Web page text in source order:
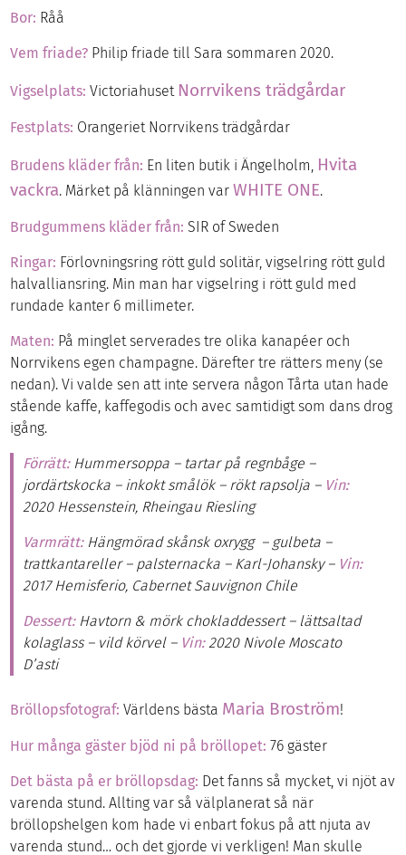
Bor: Råå
Vem friade? Philip friade till Sara sommaren 2020.
Vigselplats:Victoriahuset Norrvikens trädgårdar
Festplats: Orangeriet Norrvikens trädgårdar
Brudens kläder från: En liten butik i Ängelholm, Hvita
vackra. Märket på klänningen varWHITE ONE.
Brudgummens kläder från:SIR of Sweden
Ringar: Förlovningsring rött guld solitär, vigselring rött guld
halvalliansring. Min man har vigselring i rött guld med
rundade kanter 6 millimeter.
Maten: På minglet serverades tre olika kanapéer och
Norrvikens egen champagne. Därefter tre rätters meny (se
nedan). Vi valde sen att inte servera någon Tårta utan hade
stående kaffe, kaffegodis och avec samtidigt som dans drog
igång.
Förrätt: Hummersoppa – tartar på regnbåge –
jordärtskocka – inkokt smålök – rökt rapsolja – Vin:
2020 Hessenstein, Rheingau Riesling
Varmrätt: Hängmörad skånsk oxrygg – gulbeta –
trattkantareller – palsternacka – Karl-Johansky – Vin:
2017 Hemisferio, Cabernet Sauvignon Chile
Dessert: Havtorn & mörk chokladdessert – lättsaltad
kolaglass – vild körvel – Vin: 2020 Nivole Moscato
D’asti
Bröllopsfotograf:Världens bästa Maria Broström!
Hur många gäster bjöd ni på bröllopet:76 gäster
Det bästa på er bröllopsdag: Det fanns så mycket, vi njöt av
varenda stund. Allting var så välplanerat så när
bröllopshelgen kom hade vi enbart fokus på att njuta av
varenda stund… och det gjorde vi verkligen! Man skulle